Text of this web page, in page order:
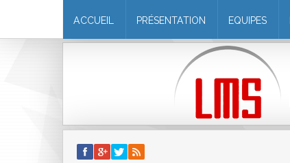
ACCUEIL PRÉSENTATION EQUIPES